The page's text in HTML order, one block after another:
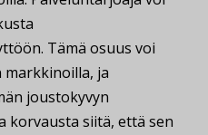
Tämä osuus voi
ja
joustokyvyn
korvausta siitä, että sen